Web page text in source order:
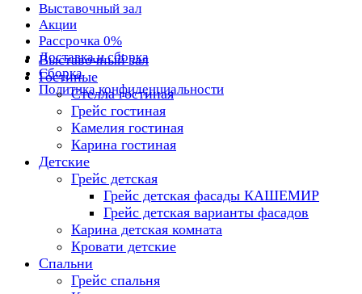
Выставочный зал
Акции
Рассрочка 0%
Доставка и сборка
Сборка
Политика конфиденциальности
Выставочный зал
Гостиные
Стелла гостиная
Грейс гостиная
Камелия гостиная
Карина гостиная
Детские
Грейс детская
Грейс детская фасады КАШЕМИР
Грейс детская варианты фасадов
Карина детская комната
Кровати детские
Спальни
Грейс спальня